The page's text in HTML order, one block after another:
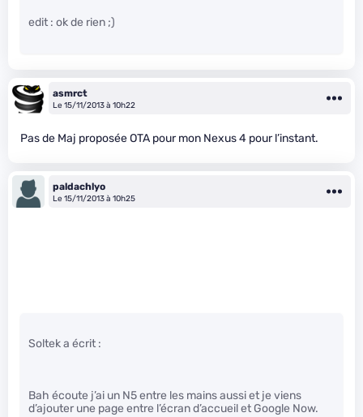
edit : ok de rien ;)
asmrct
Le 15/11/2013 à 10h22
Pas de Maj proposée OTA pour mon Nexus 4 pour l’instant.
paldachlyo
Le 15/11/2013 à 10h25
Soltek a écrit :
Bah écoute j’ai un N5 entre les mains aussi et je viens
d’ajouter une page entre l’écran d’accueil et Google Now.